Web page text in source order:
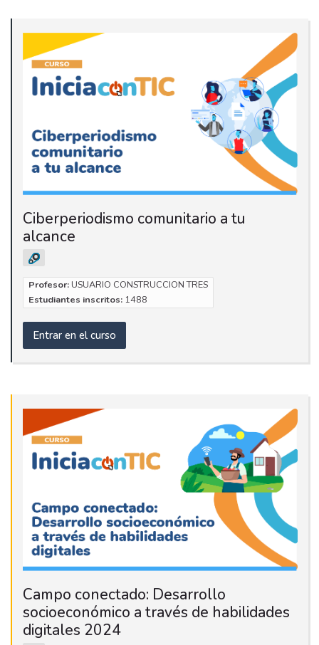
Ciberperiodismo comunitario a tu
alcance
Profesor: USUARIO CONSTRUCCION TRES
Estudiantes inscritos:1488
Entrar en el curso
Campo conectado: Desarrollo
socioeconómico a través de habilidades
digitales 2024